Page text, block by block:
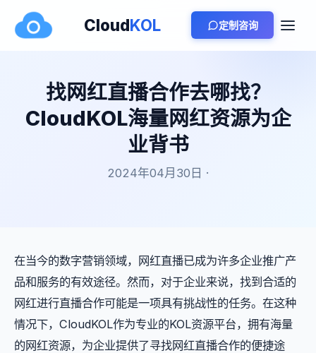
CloudKOL 定制咨询
找网红直播合作去哪找？
CloudKOL海量网红资源为企
业背书
2024年04月30日 ·
在当今的数字营销领域，网红直播已成为许多企业推广产
品和服务的有效途径。然而，对于企业来说，找到合适的
网红进行直播合作可能是一项具有挑战性的任务。在这种
情况下，CloudKOL作为专业的KOL资源平台，拥有海量
的网红资源，为企业提供了寻找网红直播合作的便捷途